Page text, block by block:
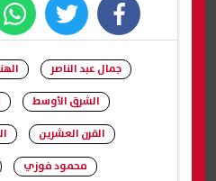
facebook
twitter
جمال عبد الناصر
الشرق الأوسط
القرن العشرين
محمود فوزي